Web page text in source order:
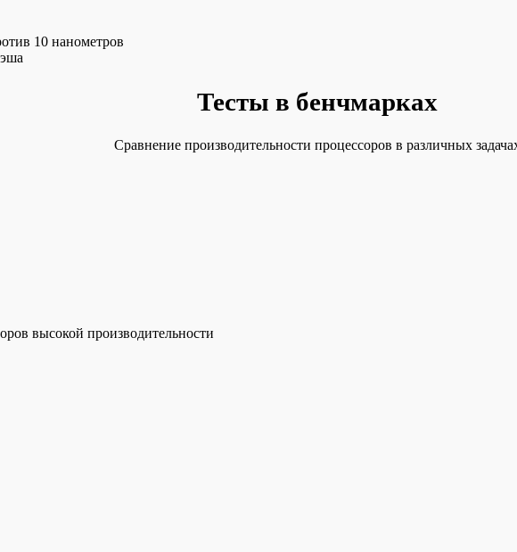
10 нанометров
Тесты в бенчмарках
Сравнение производительности процессоров в различных
высокой производительности